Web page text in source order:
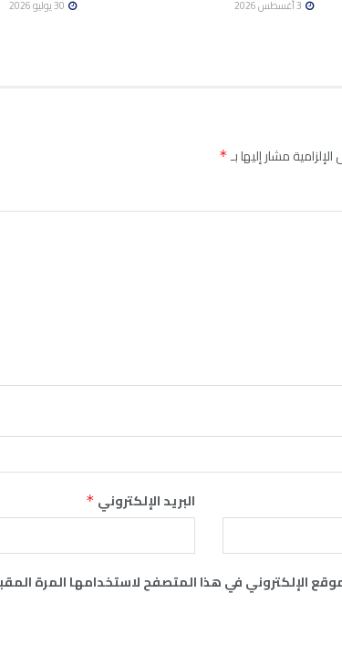
مشار إليها بـ*
البريد الإلكتروني *
الإلكتروني في هذا المتصفح لاستخدامها المرة